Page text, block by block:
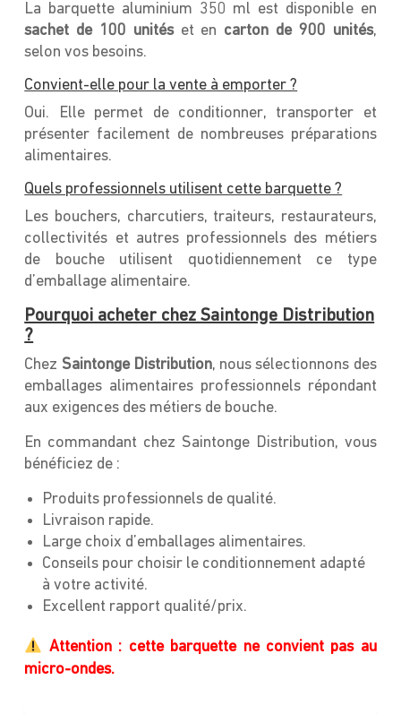
La barquette aluminium 350 ml est disponible en
sachet de 100 unitéset en carton de 900 unités,
selon vos besoins.
Convient-elle pour la vente à emporter ?
Oui. Elle permet de conditionner, transporter et
présenter facilement de nombreuses préparations
alimentaires.
Quels professionnels utilisent cette barquette ?
Les bouchers, charcutiers, traiteurs, restaurateurs,
collectivités et autres professionnels des métiers
de bouche utilisent quotidiennement ce type
d’emballage alimentaire.
Pourquoi acheter chez Saintonge Distribution
?
Chez Saintonge Distribution, nous sélectionnons des
emballages alimentaires professionnels répondant
aux exigences des métiers de bouche.
En commandant chez Saintonge Distribution, vous
bénéficiez de :
Produits professionnels de qualité.
Livraison rapide.
Large choix d’emballages alimentaires.
Conseils pour choisir le conditionnement adapté
à votre activité.
Excellent rapport qualité/prix.
Attention : cette barquette ne convient pas au
micro-ondes.